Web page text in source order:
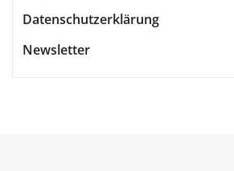
Datenschutzerklärung
Newsletter